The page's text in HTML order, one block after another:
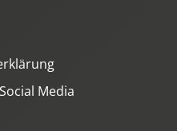
Media